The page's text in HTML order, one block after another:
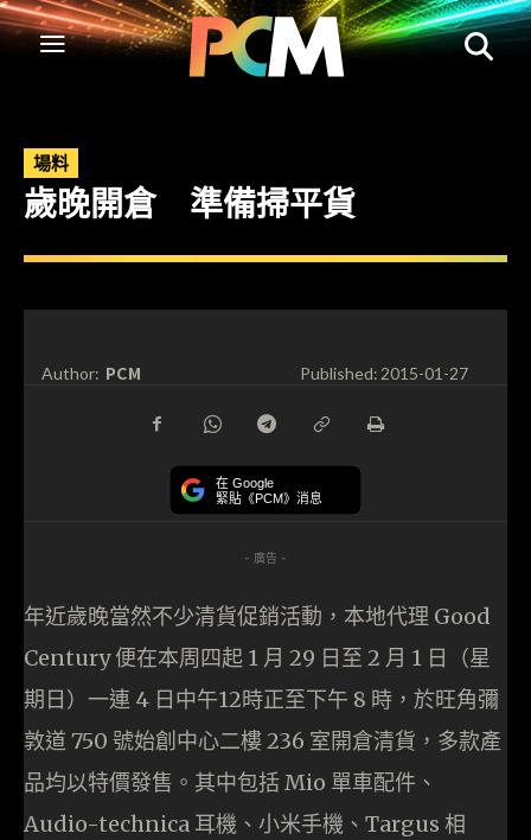
場料
歲晚開倉 準備掃平貨
Author: PCM Published:2015-01-27
在 Google
緊貼《PCM》消息
- 廣告 -
年近歲晚當然不少清貨促銷活動，本地代理 Good
Century 便在本周四起 1 月 29 日至 2 月 1 日（星
期日）一連 4 日中午12時正至下午 8 時，於旺角彌
敦道 750 號始創中心二樓 236 室開倉清貨，多款產
品均以特價發售。其中包括 Mio 單車配件、
Audio-technica 耳機、小米手機、Targus 相